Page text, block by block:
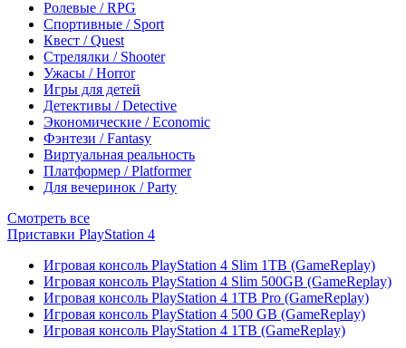
Ролевые / RPG
Спортивные / Sport
Квест / Quest
Стрелялки / Shooter
Ужасы / Horror
Игры для детей
Детективы / Detective
Экономические / Economic
Фэнтези / Fantasy
Виртуальная реальность
Платформер / Platformer
Для вечеринок / Party
Смотреть все
Приставки PlayStation 4
Игровая консоль PlayStation 4 Slim 1TB (GameReplay)
Игровая консоль PlayStation 4 Slim 500GB (GameReplay)
Игровая консоль PlayStation 4 1TB Pro (GameReplay)
Игровая консоль PlayStation 4 500 GB (GameReplay)
Игровая консоль PlayStation 4 1TB (GameReplay)